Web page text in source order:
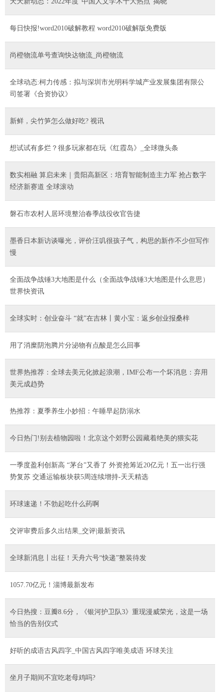
每日快报!word2010破解教程 word2010破解版免费版
尚橙物流单号查询快达物流_尚橙物流
全球动态:柯力传感：拟与深圳市光明科学城产业发展集团有限公
司签署《合资协议》
新鲜，尖竹笋怎么做好吃? 视讯
想试试有多烂？很多玩家都在玩《红霞岛》_全球微头条
数实相融 算启未来｜贵阳高新区：培育智能制造主力军 抢占数字
经济新赛道 全球滚动
磐石市农村人居环境整治春季战役收官告捷
墨香日本新访谈曝光，评价汪叽很孩子气，构思的新作不少但写作
慢
全面战争战锤3大地图是什么（全面战争战锤3大地图是什么意思）
世界快资讯
全球实时：创业奋斗 “就”在吉林丨黄小宝：返乡创业报桑梓
用了消糜阴泡腾片分泌物有点酸是怎么回事
世界热推荐：全球去美元化掀起浪潮，IMF公布一个坏消息：弃用
美元成趋势
热推荐：夏季养生小妙招：午睡早起防溺水
今日热门!别去植物园啦！北京这个郊野公园藏着绝美的猥实花
一季度盈利创新高 “茅台”又香了 外资抢筹近20亿元！五一出行强
势复苏 交通运输板块获5周连续增持-天天精选
环球速递！不勃起吃什么药啊
交评审费后多久出结果_交评|最新资讯
全球新消息丨出征！天舟六号“快递”整装待发
1057.70亿元！淄博最新发布
今日热搜：豆瓣8.6分，《银河护卫队3》重现漫威荣光，这是一场
恰当的告别仪式
好听的成语古风四字_中国古风四字唯美成语 环球关注
坐月子期间不宜吃老母鸡吗?